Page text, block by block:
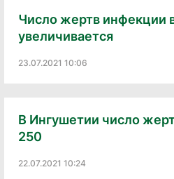
Число жертв инфекции
увеличивается
23.07.2021 10:06
В Ингушетии число
250
22.07.2021 10:24